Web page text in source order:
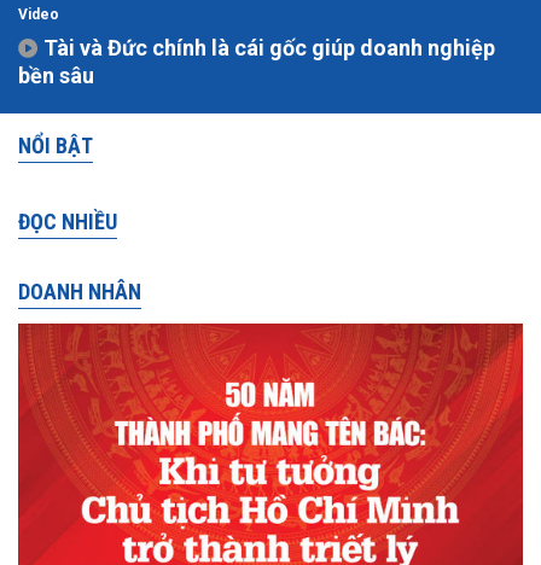
Video
Tài và Đức chính là cái gốc giúp doanh nghiệp
bền sâu
NỔI BẬT
ĐỌC NHIỀU
DOANH NHÂN